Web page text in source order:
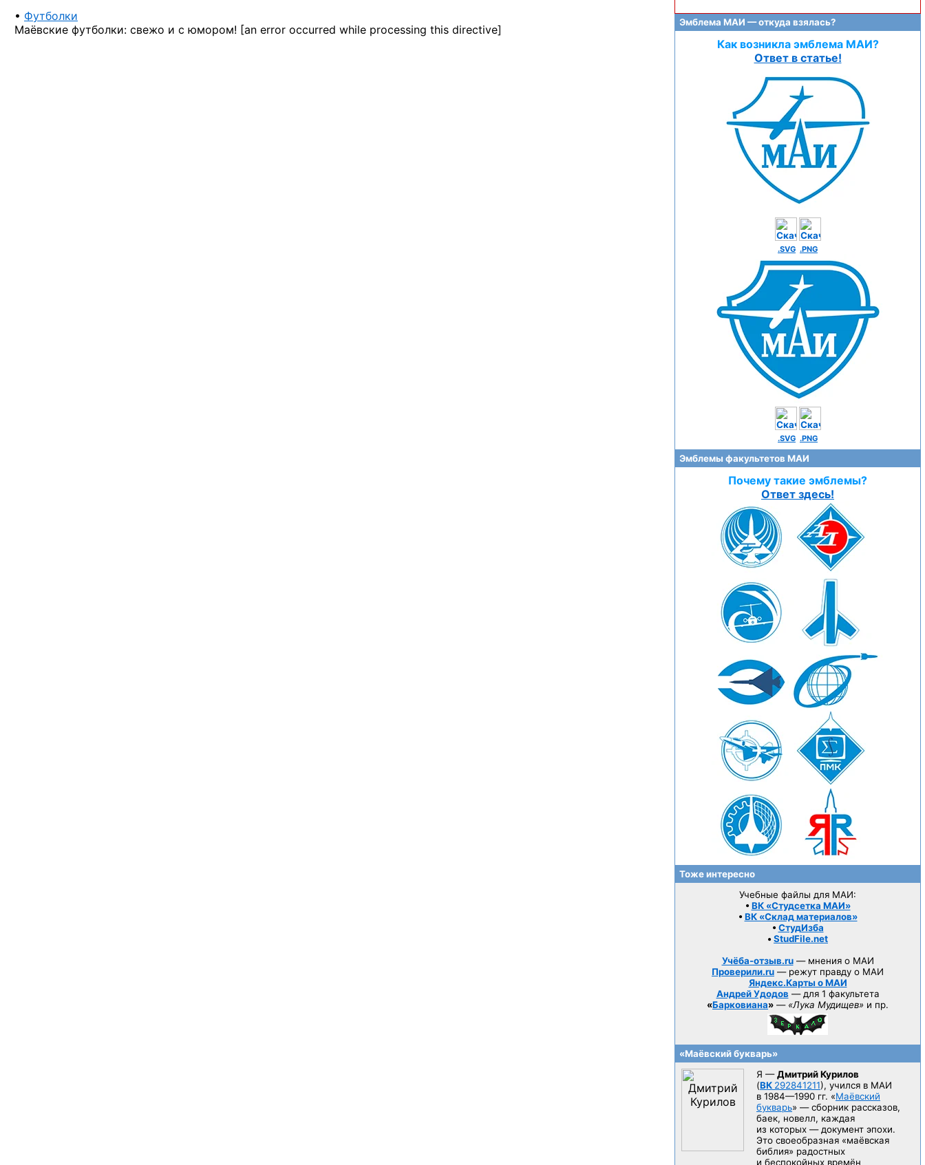
• Футболки
Маёвские футболки: свежо и с юмором! [an error occurred while processing this directive]
Эмблема МАИ — откуда взялась?
Как возникла эмблема МАИ?
Ответ в статье!
.SVG .PNG
.SVG .PNG
Эмблемы факультетов МАИ
Почему такие эмблемы?
Ответ здесь!
Тоже интересно
Учебные файлы для МАИ:
• ВК «Студсетка МАИ»
• ВК «Склад материалов»
• СтудИзба
• StudFile.net
Учёба-отзыв.ru— мнения о МАИ
Проверили.ru — режут правду о МАИ
Яндекс.Карты о МАИ
Андрей Удодов — для 1 факультета
«Барковиана» — «Лука Мудищев» и пр.
«Маёвский букварь»
Я —Дмитрий Курилов
(ВК 292841211), учился в МАИ
в 1984—1990 гг. «Маёвский
букварь» — сборник рассказов,
баек, новелл, каждая
из которых — документ эпохи.
Это своеобразная «маёвская
библия» радостных
и беспокойных времён